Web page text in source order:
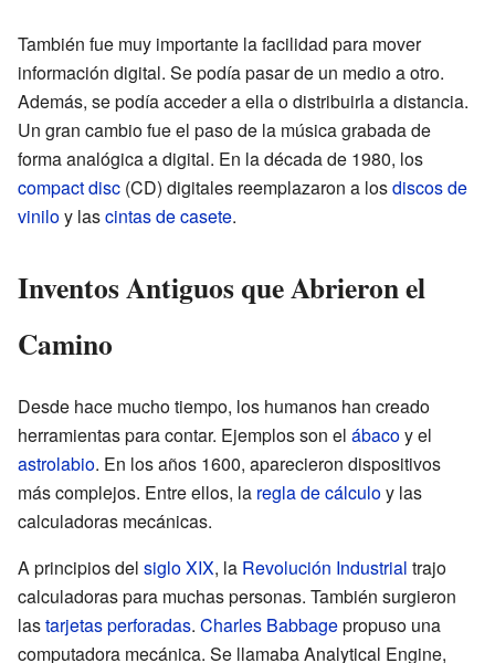
También fue muy importante la facilidad para mover
información digital. Se podía pasar de un medio a otro.
Además, se podía acceder a ella o distribuirla a distancia.
Un gran cambio fue el paso de la música grabada de
forma analógica a digital. En la década de 1980, los
compact disc (CD) digitales reemplazaron a losdiscos de
viniloy lascintas de casete.
Inventos Antiguos que Abrieron el
Camino
Desde hace mucho tiempo, los humanos han creado
herramientas para contar. Ejemplos son el ábacoy el
astrolabio. En los años 1600, aparecieron dispositivos
más complejos. Entre ellos, la regla de cálculoy las
calculadoras mecánicas.
A principios del siglo XIX, la Revolución Industrial trajo
calculadoras para muchas personas. También surgieron
lastarjetas perforadas. Charles Babbagepropuso una
computadora mecánica. Se llamaba Analytical Engine,